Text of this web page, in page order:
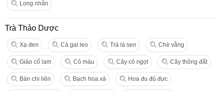
Long nhãn
Trà Thảo Dược
Xạ đen Cà gai leo Trà lá sen Chè vằng
Giảo cổ lam Cỏ máu Cây cỏ ngọt Cây thông đất
Bán chi liên Bạch hoa xà Hoa đu đủ đực